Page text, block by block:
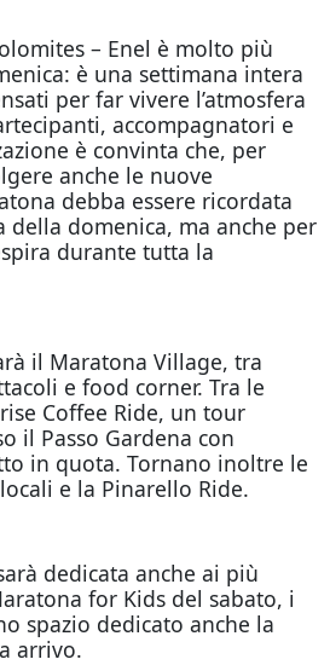
– Enel è molto più
è una settimana intera
per far vivere l’atmosfera
accompagnatori e
è convinta che, per
anche le nuove
debba essere ricordata
della domenica, ma anche per
durante tutta la
il Maratona Village, tra
e food corner. Tra le
Coffee Ride, un tour
il Passo Gardena con
in quota. Tornano inoltre le
e la Pinarello Ride.
dedicata anche ai più
for Kids del sabato, i
spazio dedicato anche la
arrivo.